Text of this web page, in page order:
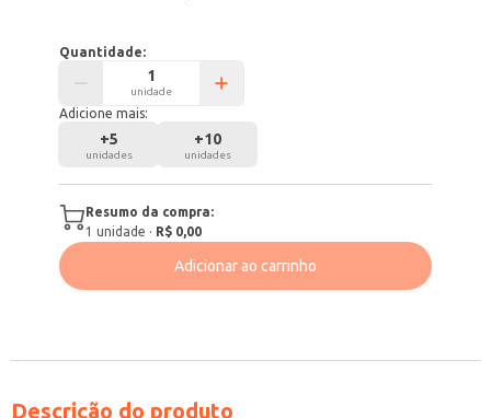
Quantidade:
unidade
Adicione mais:
+5
unidades
+10
unidades
Resumo da compra:
1 unidade · R$ 0,00
Adicionar ao carrinho
Descrição do produto